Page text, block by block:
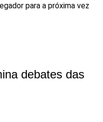
para a próxima vez
debates das